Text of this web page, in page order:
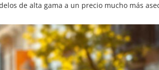
de alta gama a un precio mucho más